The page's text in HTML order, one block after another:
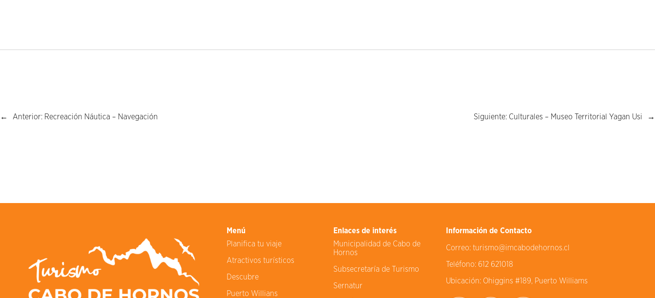
← Anterior: Recreación Náutica – Navegación Siguiente: Culturales – Museo Territorial Yagan Usi →
Menú
Planifica tu viaje
Atractivos turísticos
Descubre
Puerto Willians
Enlaces de interés
Municipalidad de Cabo de
Hornos
Subsecretaría de Turismo
Sernatur
Información de Contacto
Correo: turismo@imcabodehornos.cl
Teléfono: 612 621018
Ubicación: Ohiggins #189, Puerto Williams